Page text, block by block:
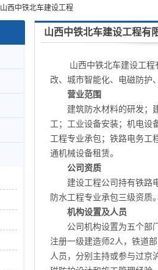
山西中铁北车建设工程
山西中铁北车建设工程有
山西中铁北车建设工
改、城市智能化、电磁防护
营业范围
建筑防水材料的研发；
工；工业设备安装；机电设
工程专业承包；铁路电务工
通机械设备租赁。
公司资质
建设工程公司持有铁路
防水工程专业承包三级资质
机构设置及人员
公司机构设置为五个部
注册一级建造师2人，铁道
人员，分别主持或参与过京